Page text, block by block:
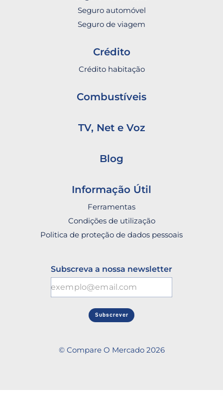
Seguro automóvel
Seguro de viagem
Crédito
Crédito habitação
Combustíveis
TV, Net e Voz
Blog
Informação Útil
Ferramentas
Condições de utilização
Politica de proteção de dados pessoais
Subscreva a nossa newsletter
Subscrever
© Compare O Mercado 2026